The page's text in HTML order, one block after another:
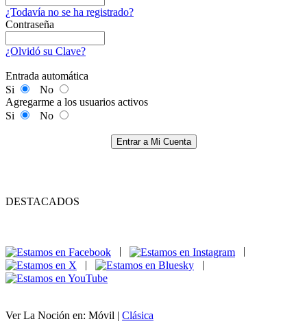
¿Todavía no se ha registrado?
Contraseña
¿Olvidó su Clave?
Entrada automática
Si
No
Agregarme a los usuarios activos
Si
No
Entrar a Mi Cuenta
DESTACADOS
|
|
Ver La Noción en: Móvil | Clásica